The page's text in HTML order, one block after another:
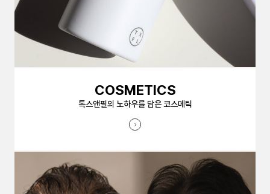
COSMETICS
톡스앤필의 노하우를 담은 코스메틱